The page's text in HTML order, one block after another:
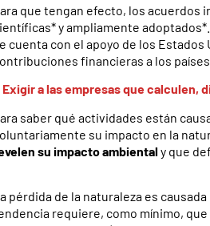
que tengan efecto, los acuerdos
y ampliamente
cuenta con el apoyo de los
financieras a los
Exigir a las empresas que calculen,
saber qué actividades están
su impacto en la
su impacto ambientaly que
pérdida de la naturaleza es
requiere, como mínimo,